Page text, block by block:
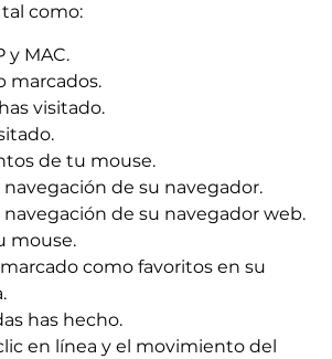
como:
y MAC.
marcados.
visitado.
de tu mouse.
de su navegador.
navegación de su navegador web.
mouse.
como favoritos en su
has hecho.
en línea y el movimiento del